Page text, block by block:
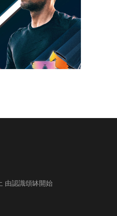
由認識頌缽開始